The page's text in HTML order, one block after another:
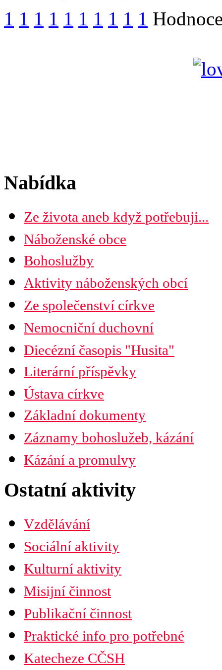
1 1 1 1 1 1 1 1 1 1
Nabídka
Ze života aneb když potřebuji...
Náboženské obce
Mapa diecéze
Bohoslužby
Aktivity náboženských obcí
Ze společenství církve
Nemocniční duchovní
Diecézní časopis "Husita"
Předplatné
Literární příspěvky
Ústava církve
Preambule
Závěrečná ustanovení
Organizační uspořádání
Diecéze
Základní dokumenty
Záznamy bohoslužeb, kázání
Kázání a promulvy
Ostatní aktivity
Vzdělávání
Sociální aktivity
Kulturní aktivity
Misijní činnost
Publikační činnost
Praktické info pro potřebné
Katecheze CČSH